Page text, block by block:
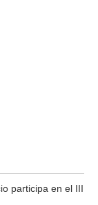
participa en el III